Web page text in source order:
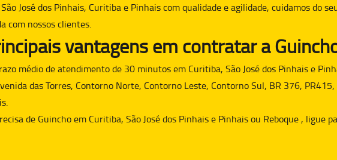
José dos Pinhais, Curitiba e Pinhais com qualidade e agilidade, cuidamos do
com nossos clientes.
vantagens em contratar a
médio de atendimento de 30 minutos em Curitiba, São José dos Pinhais e
das Torres, Contorno Norte, Contorno Leste, Contorno Sul, BR 376,
de Guinchoem Curitiba, São José dos Pinhais e Pinhais ou Reboque , ligue